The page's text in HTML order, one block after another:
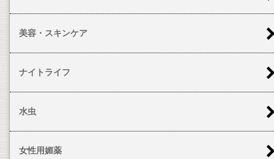
美容・スキンケア
ナイトライフ
水虫
女性用媚薬